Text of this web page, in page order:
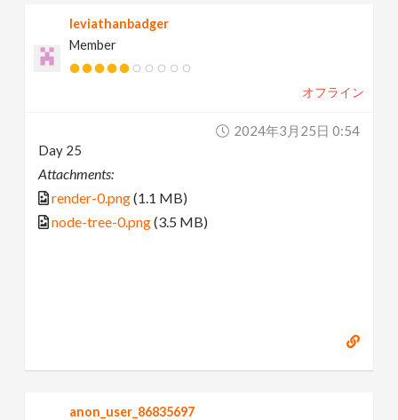
leviathanbadger
Member
オフライン
2024年3月25日 0:54
Day 25
Attachments:
render-0.png(1.1 MB)
node-tree-0.png(3.5 MB)
anon_user_86835697